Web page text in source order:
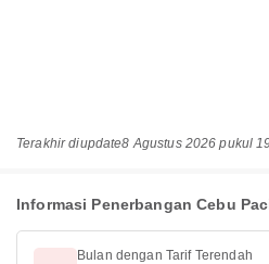
Terakhir diupdate8 Agustus 2026 pukul
Informasi Penerbangan Cebu
Bulan dengan Tarif Terendah